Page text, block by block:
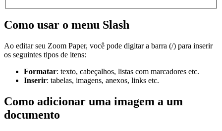
Como usar o menu Slash
Ao editar seu Zoom Paper, você pode digitar a barra (/) para inserir
os seguintes tipos de itens:
Formatar: texto, cabeçalhos, listas com marcadores etc.
Inserir: tabelas, imagens, anexos, links etc.
Como adicionar uma imagem a um
documento